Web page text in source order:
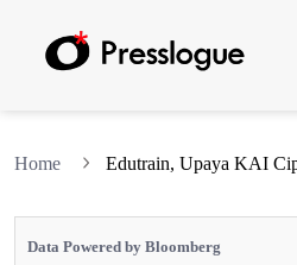
Home Edutrain, Upaya KAI
Data Powered by Bloomberg